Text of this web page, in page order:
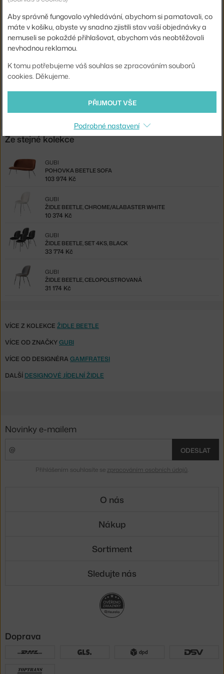
Podnož:
Kód produktu
GUB-10064356
5715015132046
Ste zo Slovenska? Prejdite naStolička Beetle, chrome/alabaster
white
Shopping from the EU? Switch toBeetle Chair, chrome / alabaster
Ze stejné kolekce
POHOVKA BEETLE SOFA
GUBI
103 974 Kč
ŽIDLE BEETLE, CHROME/ALABASTER WHITE
GUBI
10 374 Kč
ŽIDLE BEETLE, SET 4KS, BLACK
GUBI
33 774 Kč
ŽIDLE BEETLE, CELOPOLSTROVANÁ
GUBI
31 174 Kč
VÍCE Z KOLEKCE ŽIDLE BEETLE
VÍCE OD ZNAČKYGUBI
VÍCE OD DESIGNÉRA GAMFRATESI
DALŠÍ DESIGNOVÉ JÍDELNÍ ŽIDLE
Aby správně fungovalo vyhledávání, abychom si pamatovali, co
máte v košíku, abyste vy snadno zjistili stav vaší objednávky a
nemuseli se pokaždé přihlašovat, abychom vás neobtěžovali
nevhodnou reklamou.
K tomu potřebujeme váš souhlas se zpracováním souborů
cookies. Děkujeme.
PŘIJMOUT VŠE
Podrobné nastavení
Novinky e-mailem
ODESLAT
Přihlášením souhlasíte se zpracováním osobních údajů
O nás
Nákup
Sortiment
Sledujte nás
Doprava